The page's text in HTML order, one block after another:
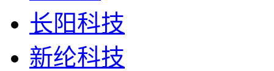
长阳科技
新纶科技